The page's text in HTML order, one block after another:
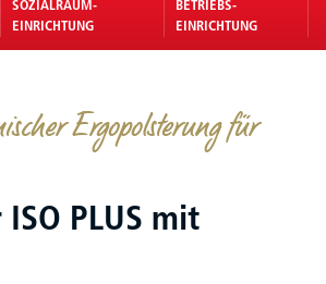
SOZIALRAUM-
EINRICHTUNG
BETRIEBS-
EINRICHTUNG
Ergopolsterung für
PLUS mit